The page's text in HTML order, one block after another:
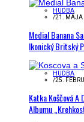
HUDBA
/21. MÁJA
Medial Banana
Ikonický Britský
HUDBA
/25.
Katka Koščová A
Albumu